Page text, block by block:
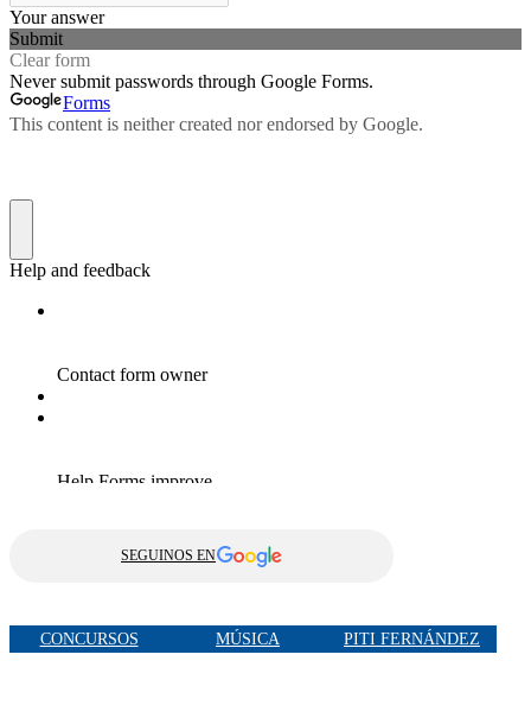
SEGUINOS EN
CONCURSOS MÚSICA PITI FERNÁNDEZ